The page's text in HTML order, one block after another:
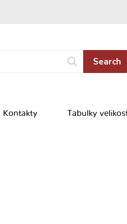
Search
Kontakty Tabulky